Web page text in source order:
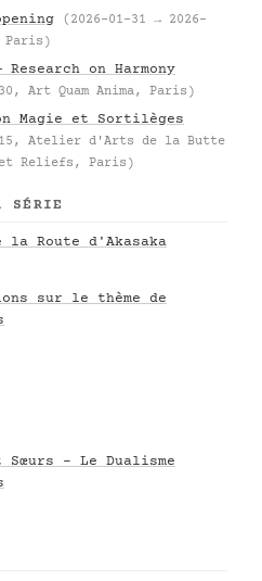
(2026-01-31 → 2026-
Paris)
on Harmony
Art Quam Anima, Paris)
Magie et Sortilèges
15, Atelier d'Arts de la Butte
Reliefs, Paris)
SÉRIE
la Route d'Akasaka
sur le thème de
Sœurs - Le Dualisme